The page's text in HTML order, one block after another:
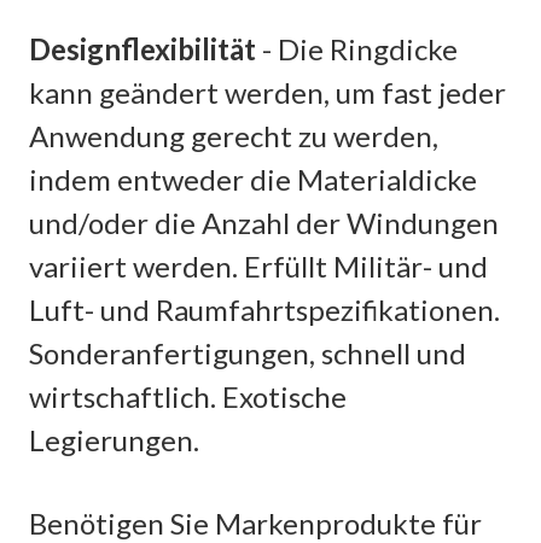
Designflexibilität - Die Ringdicke
kann geändert werden, um fast jeder
Anwendung gerecht zu werden,
indem entweder die Materialdicke
und/oder die Anzahl der Windungen
variiert werden. Erfüllt Militär- und
Luft- und Raumfahrtspezifikationen.
Sonderanfertigungen, schnell und
wirtschaftlich. Exotische
Legierungen.
Benötigen Sie Markenprodukte für